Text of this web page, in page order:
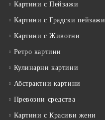
Картини с Пейзажи
Картини с Градски пейзажи
Картини с Животни
Ретро картини
Кулинарни картини
Абстрактни картини
Превозни средства
Картини с Красиви жени